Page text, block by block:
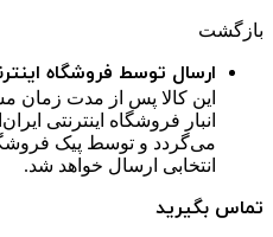
بازگشت
ارسال توسط فروشگاه
این کالا پس از مدت
انبار فروشگاه اینترنتی
می‌گردد و توسط پیک فروشگاه
انتخابی ارسال خواهد شد.
تماس بگیرید